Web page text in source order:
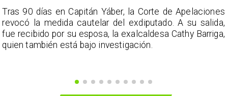
Tras 90 días en Capitán Yáber, la Corte de Apelaciones
revocó la medida cautelar del exdiputado. A su salida,
fue recibido por su esposa, la exalcaldesa Cathy Barriga,
quien también está bajo investigación.